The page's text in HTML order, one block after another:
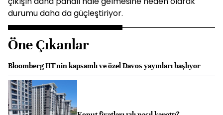
durumu daha da güçleştiriyor.
Öne Çıkanlar
Bloomberg HT'nin kapsamlı ve özel Davos yayınları başlıyor